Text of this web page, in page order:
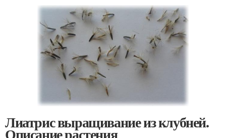
Лиатрис выращивание из клубней.